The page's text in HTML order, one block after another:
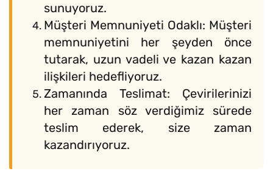
sunuyoruz.
Müşteri Memnuniyeti Odaklı: Müşteri
memnuniyetini her şeyden önce
tutarak, uzun vadeli ve kazan kazan
ilişkileri hedefliyoruz.
Zamanında Teslimat: Çevirilerinizi
her zaman söz verdiğimiz sürede
teslim ederek, size zaman
kazandırıyoruz.